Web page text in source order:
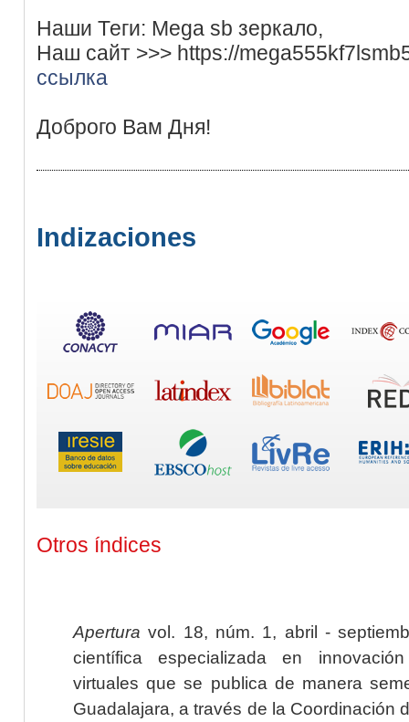
Наши Теги: Mega sb зеркало,
Наш сайт >>> https://
ссылка
Доброго Вам Дня!
Indizaciones
Otros índices
Apertura vol. 18, núm. 1, abril -
científica especializada en
virtuales que se publica de manera
Guadalajara, a través de la Coordinación